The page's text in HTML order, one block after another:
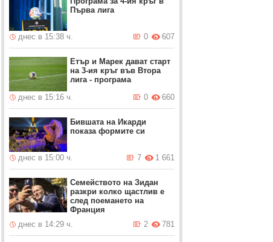
Първа лига
днес в 15:38 ч. 607
0
Етър и Марек дават старт
на 3-ия кръг във Втора
лига - програма
днес в 15:16 ч.
660
0
Бившата на Икарди
показа формите си
днес в 15:00 ч. 1 661
7
Семейството на Зидан
разкри колко щастлив е
след поемането на
Франция
днес в 14:29 ч.
781
2